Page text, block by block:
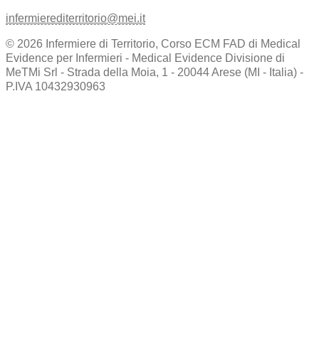
infermierediterritorio@mei.it
© 2026 Infermiere di Territorio, Corso ECM FAD di Medical
Evidence per Infermieri - Medical Evidence Divisione di
MeTMi Srl - Strada della Moia, 1 - 20044 Arese (MI - Italia) -
P.IVA 10432930963